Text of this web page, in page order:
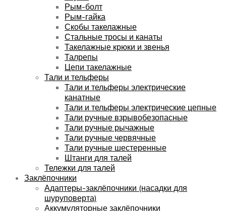
Рым-болт
Рым-гайка
Скобы такелажные
Стальные тросы и канаты
Такелажные крюки и звенья
Талрепы
Цепи такелажные
Тали и тельферы
Тали и тельферы электрические
канатные
Тали и тельферы электрические цепные
Тали ручные взрывобезопасные
Тали ручные рычажные
Тали ручные червячные
Тали ручные шестеренные
Штанги для талей
Тележки для талей
Заклёпочники
Адаптеры-заклёпочники (насадки для
шуруповерта)
Аккумуляторные заклёпочники